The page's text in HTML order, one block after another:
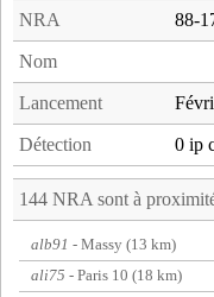
NRA 88-
Nom
Lancement
Détection 0 ip
144 NRA sont à
alb91 - Massy (13 km)
ali75 - Paris 10 (18 km)